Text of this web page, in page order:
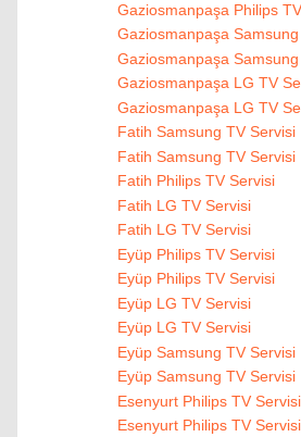
Gaziosmanpaşa Philips
Gaziosmanpaşa
Gaziosmanpaşa
Gaziosmanpaşa LG TV
Gaziosmanpaşa LG TV
Fatih Samsung TV Servisi
Fatih Samsung TV Servisi
Fatih Philips TV Servisi
Fatih LG TV Servisi
Fatih LG TV Servisi
Eyüp Philips TV Servisi
Eyüp Philips TV Servisi
Eyüp LG TV Servisi
Eyüp LG TV Servisi
Eyüp Samsung TV Servisi
Eyüp Samsung TV Servisi
Esenyurt Philips TV Servisi
Esenyurt Philips TV Servisi